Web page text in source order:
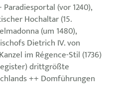
(vor 1240),
Hochaltar (15.
(um 1480),
Dietrich IV. von
im Régence-Stil (1736)
drittgrößte
++ Domführungen